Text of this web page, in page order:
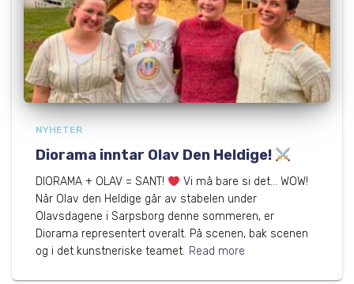
NYHETER
Diorama inntar Olav Den Heldige!
DIORAMA + OLAV = SANT!
Vi må bare si det… WOW!
Når Olav den Heldige går av stabelen under
Olavsdagene i Sarpsborg denne sommeren, er
Diorama representert overalt. På scenen, bak scenen
og i det kunstneriske teamet. Read more